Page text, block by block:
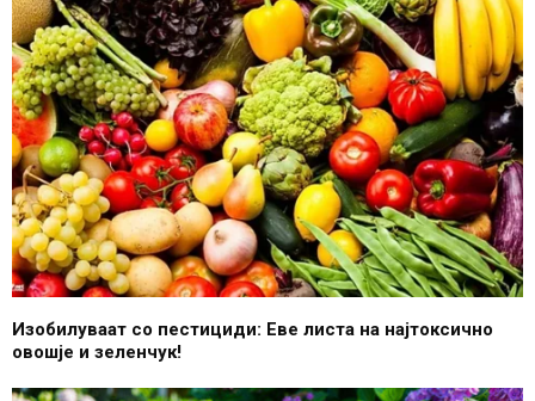
Изобилуваат со пестициди: Еве листа на најтоксично
овошје и зеленчук!